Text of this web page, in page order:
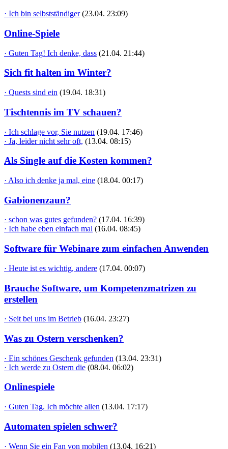
· Ich bin selbstständiger (23.04. 23:09)
Online-Spiele
· Guten Tag! Ich denke, dass (21.04. 21:44)
Sich fit halten im Winter?
· Quests sind ein (19.04. 18:31)
Tischtennis im TV schauen?
· Ich schlage vor, Sie nutzen (19.04. 17:46)
· Ja, leider nicht sehr oft, (13.04. 08:15)
Als Single auf die Kosten kommen?
· Also ich denke ja mal, eine (18.04. 00:17)
Gabionenzaun?
· schon was gutes gefunden? (17.04. 16:39)
· Ich habe eben einfach mal (16.04. 08:45)
Software für Webinare zum einfachen Anwenden
· Heute ist es wichtig, andere (17.04. 00:07)
Brauche Software, um Kompetenzmatrizen zu
erstellen
· Seit bei uns im Betrieb (16.04. 23:27)
Was zu Ostern verschenken?
· Ein schönes Geschenk gefunden (13.04. 23:31)
· Ich werde zu Ostern die (08.04. 06:02)
Onlinespiele
· Guten Tag. Ich möchte allen (13.04. 17:17)
Automaten spielen schwer?
· Wenn Sie ein Fan von mobilen (13.04. 16:21)